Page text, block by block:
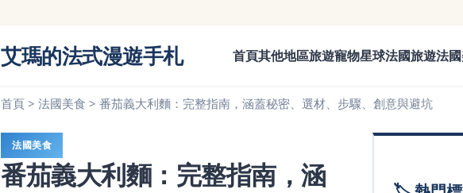
艾瑪的法式漫遊手札 首頁其他地區旅遊寵物星球法國旅遊法
首頁 > 法國美食 > 番茄義大利麵：完整指南，涵蓋秘密、選材、步驟、創意與避坑
法國美食
番茄義大利麵：完整指南，涵